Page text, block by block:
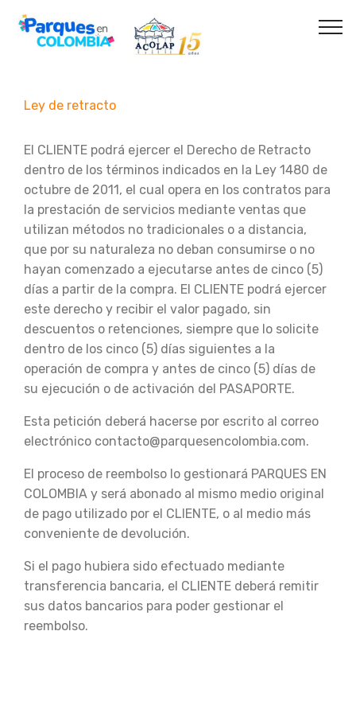
Ley de retracto
El CLIENTE podrá ejercer el Derecho de Retracto
dentro de los términos indicados en la Ley 1480 de
octubre de 2011, el cual opera en los contratos para
la prestación de servicios mediante ventas que
utilizan métodos no tradicionales o a distancia,
que por su naturaleza no deban consumirse o no
hayan comenzado a ejecutarse antes de cinco (5)
días a partir de la compra. El CLIENTE podrá ejercer
este derecho y recibir el valor pagado, sin
descuentos o retenciones, siempre que lo solicite
dentro de los cinco (5) días siguientes a la
operación de compra y antes de cinco (5) días de
su ejecución o de activación del PASAPORTE.
Esta petición deberá hacerse por escrito al correo
electrónico contacto@parquesencolombia.com.
El proceso de reembolso lo gestionará PARQUES EN
COLOMBIA y será abonado al mismo medio original
de pago utilizado por el CLIENTE, o al medio más
conveniente de devolución.
Si el pago hubiera sido efectuado mediante
transferencia bancaria, el CLIENTE deberá remitir
sus datos bancarios para poder gestionar el
reembolso.